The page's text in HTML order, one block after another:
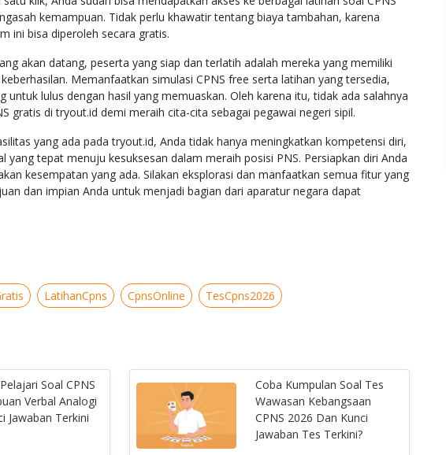
kemampuan. Tidak perlu khawatir tentang biaya tambahan, karena
ini bisa diperoleh secara gratis.
akan datang, peserta yang siap dan terlatih adalah mereka yang memiliki
Memanfaatkan simulasi CPNS free serta latihan yang tersedia,
untuk lulus dengan hasil yang memuaskan. Oleh karena itu, tidak ada salahnya
gratis di tryout.id demi meraih cita-cita sebagai pegawai negeri sipil.
yang ada pada tryout.id, Anda tidak hanya meningkatkan kompetensi diri,
tepat menuju kesuksesan dalam meraih posisi PNS. Persiapkan diri Anda
kesempatan yang ada. Silakan eksplorasi dan manfaatkan semua fitur yang
dan impian Anda untuk menjadi bagian dari aparatur negara dapat
LatihanCpns CpnsOnline TesCpns2026
Soal CPNS
Verbal Analogi
Jawaban Terkini
Coba Kumpulan Soal Tes
Wawasan Kebangsaan
CPNS 2026 Dan Kunci
Jawaban Tes Terkini?